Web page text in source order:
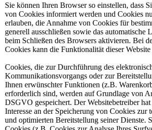
Sie können Ihren Browser so einstellen, dass
von Cookies informiert werden und Cookies
erlauben, die Annahme von Cookies für
generell ausschließen sowie das automatische
beim Schließen des Browsers aktivieren. Bei
Cookies kann die Funktionalität dieser Website
Cookies, die zur Durchführung des
Kommunikationsvorgangs oder zur
Ihnen erwünschter Funktionen (z.B.
erforderlich sind, werden auf Grundlage von
DSGVO gespeichert. Der Websitebetreiber hat
Interesse an der Speicherung von Cookies zur
und optimierten Bereitstellung seiner Dienste.